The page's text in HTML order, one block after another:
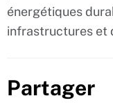
énergétiques
infrastructures et
Partager